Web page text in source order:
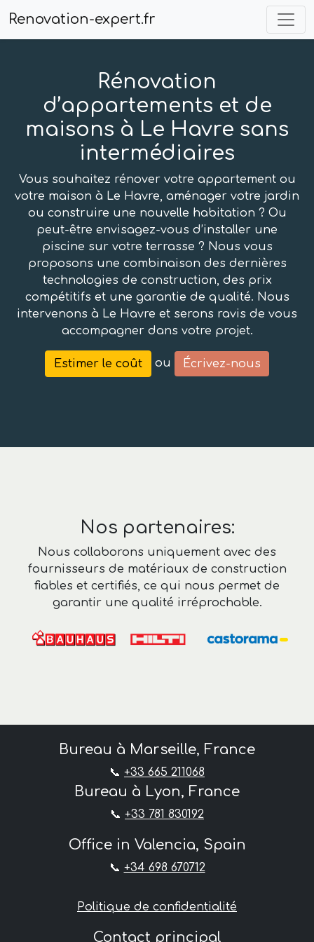
Renovation-expert.fr
Rénovation
d’appartements et de
maisons à Le Havre sans
intermédiaires
Vous souhaitez rénover votre appartement ou
votre maison à Le Havre, aménager votre jardin
ou construire une nouvelle habitation ? Ou
peut-être envisagez-vous d’installer une
piscine sur votre terrasse ? Nous vous
proposons une combinaison des dernières
technologies de construction, des prix
compétitifs et une garantie de qualité. Nous
intervenons à Le Havre et serons ravis de vous
accompagner dans votre projet.
Estimer le coût ou Écrivez-nous
Nos partenaires:
Nous collaborons uniquement avec des
fournisseurs de matériaux de construction
fiables et certifiés, ce qui nous permet de
garantir une qualité irréprochable.
Bureau à Marseille, France
📞 +33 665 211068
Bureau à Lyon, France
📞 +33 781 830192
Office in Valencia, Spain
📞 +34 698 670712
Politique de confidentialité
Contact principal